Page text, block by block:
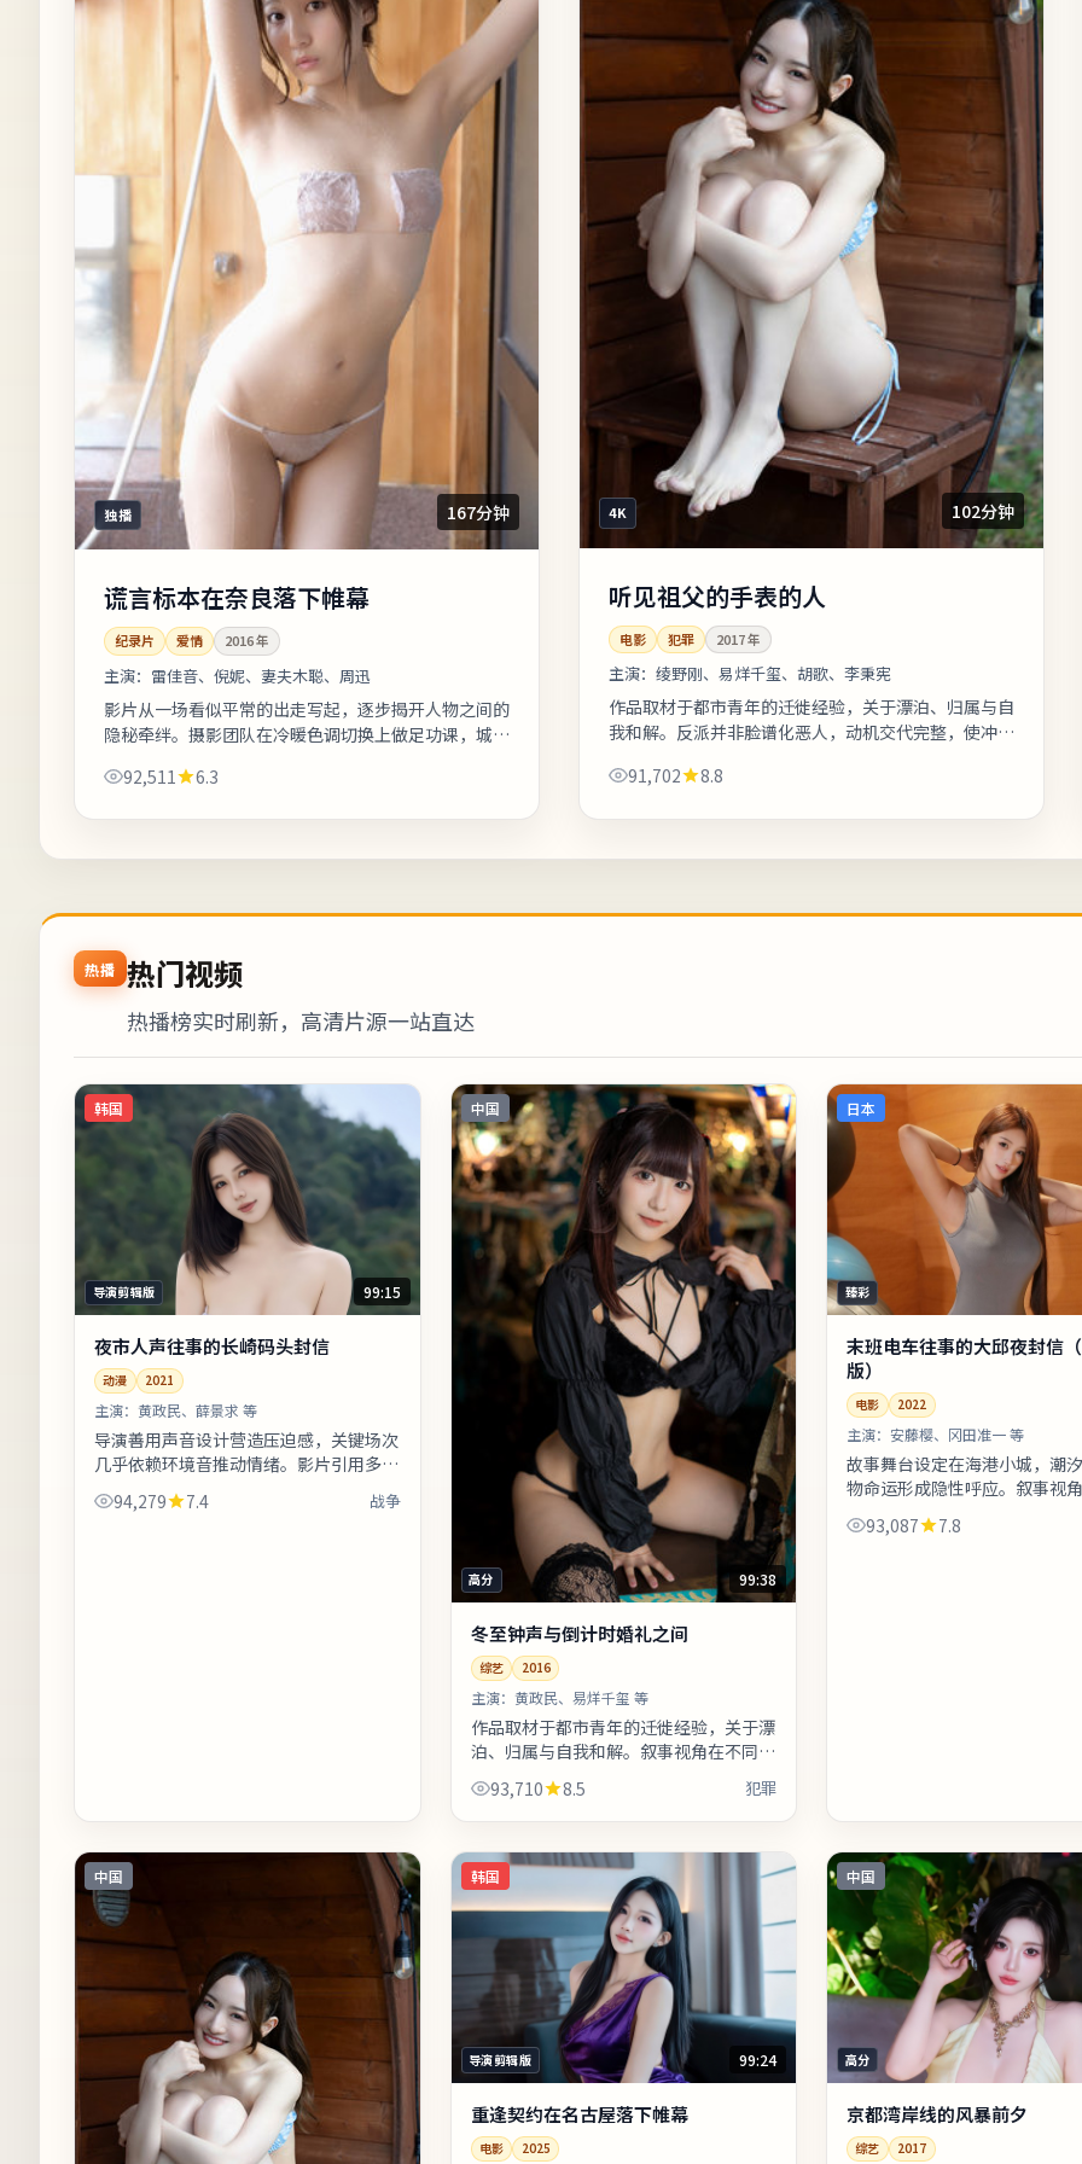
独播 167分钟
谎言标本在奈良落下帷幕
纪录片 爱情 2016年
主演： 雷佳音、倪妮、妻夫木聪、周迅
影片从一场看似平常的出走写起，逐步揭开人物之间的
隐秘牵绊。摄影团队在冷暖色调切换上做足功课，城市
刷时解锁更多前后呼应。《谎言标本...
92,511 6.3
4K 102分钟
听见祖父的手表的人
电影 犯罪 2017年
主演： 绫野刚、易烊千玺、胡歌、李秉宪
作品取材于都市青年的迁徙经验，关于漂泊、归属与自
我和解。反派并非脸谱化恶人，动机交代完整，使冲突
人群请酌情观看。《听见祖父的手表...
91,702 8.8
热播 热门视频
热播榜实时刷新，高清片源一站直达
韩国
导演剪辑版 99:15
夜市人声往事的长崎码头封信
动漫 2021
主演： 黄政民、薛景求 等
导演善用声音设计营造压迫感，关键场次
几乎依赖环境音推动情绪。影片引用多处
民俗与节庆意象，增强地域文化氛围。片
尾字幕包含幕后花絮名单，影迷可向幕
94,279 7.4 战争
中国
高分 99:38
冬至钟声与倒计时婚礼之间
综艺 2016
主演： 黄政民、易烊千玺 等
作品取材于都市青年的迁徙经验，关于漂
泊、归属与自我和解。叙事视角在不同章
节切换，观众需留意时间标注以免迷路。
影片中出现的地标多为实景拍摄，旅行
93,710 8.5 犯罪
日本
臻彩
末班电车往事的大邱夜封信
版）
电影 2022
主演： 安藤樱、冈田准一 等
故事舞台设定在海港小城，潮
物命运形成隐性呼应。叙事视
节切换，观众需留意时间标注
欢迎在观影记录里写下你的解
93,087 7.8
中国 韩国
导演剪辑版 99:24
重逢契约在名古屋落下帷幕
电影 2025
中国
高分
京都湾岸线的风暴前夕
综艺 2017